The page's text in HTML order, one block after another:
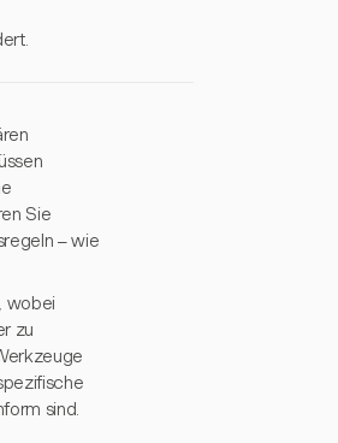
Sie
– wie
wobei
zu
sind.